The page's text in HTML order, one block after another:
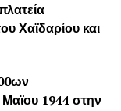
Χαϊδαρίου και
1944 στην